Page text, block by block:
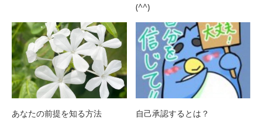
(^^)
あなたの前提を知る方法 自己承認するとは？